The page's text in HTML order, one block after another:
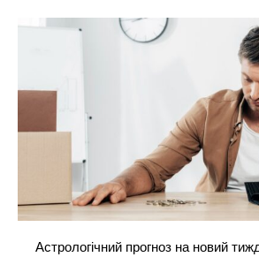
Астрологічний прогноз на новий